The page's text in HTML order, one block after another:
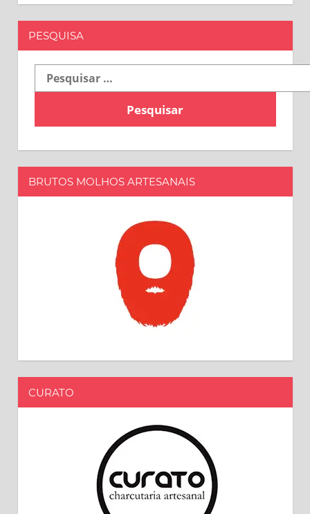
PESQUISA
Pesquisar
por:
BRUTOS MOLHOS ARTESANAIS
CURATO